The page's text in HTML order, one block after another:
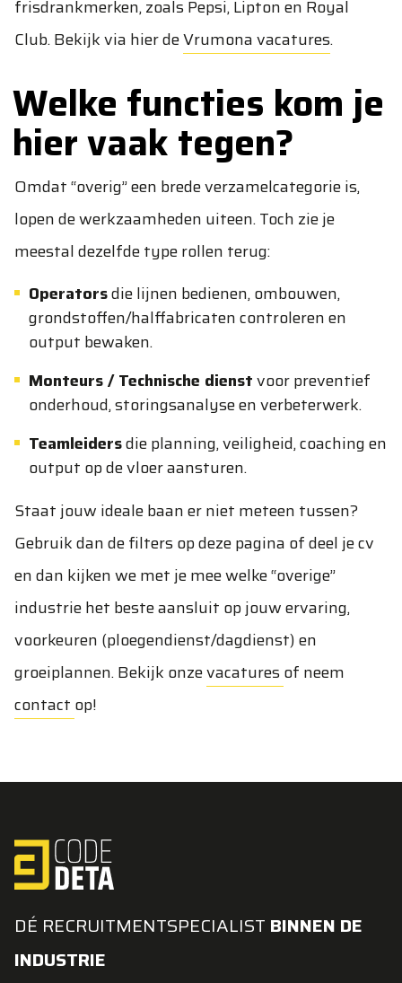
frisdrankmerken, zoals Pepsi, Lipton en Royal
Club. Bekijk via hier deVrumona vacatures.
Welke functies kom je
hier vaak tegen?
Omdat “overig” een brede verzamelcategorie is,
lopen de werkzaamheden uiteen. Toch zie je
meestal dezelfde type rollen terug:
Operatorsdie lijnen bedienen, ombouwen,
grondstoffen/halffabricaten controleren en
output bewaken.
Monteurs / Technische dienstvoor preventief
onderhoud, storingsanalyse en verbeterwerk.
Teamleidersdie planning, veiligheid, coaching en
output op de vloer aansturen.
Staat jouw ideale baan er niet meteen tussen?
Gebruik dan de filters op deze pagina of deel je cv
en dan kijken we met je mee welke “overige”
industrie het beste aansluit op jouw ervaring,
voorkeuren (ploegendienst/dagdienst) en
groeiplannen. Bekijk onzevacaturesof neem
contact op!
DÉ RECRUITMENTSPECIALIST BINNEN DE
INDUSTRIE